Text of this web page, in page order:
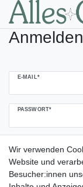
Anmelden
E-MAIL*
PASSWORT*
Wir verwenden
Website und
Besucher:innen